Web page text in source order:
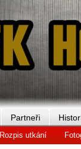
Partneři
Rozpis utkání